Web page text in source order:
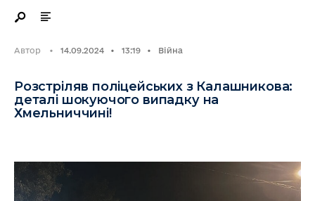
Автор • 14.09.2024 • 13:19 • Війна
Розстріляв поліцейських з Калашникова:
деталі шокуючого випадку на
Хмельниччині!